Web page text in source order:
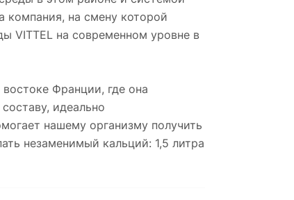
компания, на смену которой
VITTEL на современном уровне в
Франции, где она
идеально
нашему организму получить
незаменимый кальций: 1,5 литра